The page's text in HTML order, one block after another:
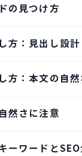
の見つけ方
方：見出し設計
方：本文の自然
然さに注意
ーワードと